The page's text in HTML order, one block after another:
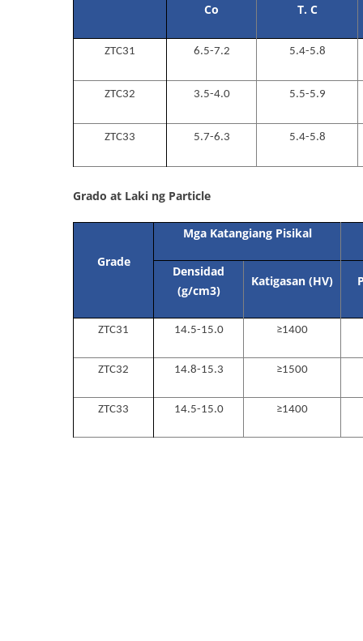
Co T. C
ZTC31 6.5-7.2 5.4-5.8
ZTC32 3.5-4.0 5.5-5.9
ZTC33 5.7-6.3 5.4-5.8
Grado at Laki ng Particle
Grade
Mga Katangiang Pisikal
Densidad
(g/cm3)
Katigasan (HV)
ZTC31 14.5-15.0 ≥1400
ZTC32 14.8-15.3 ≥1500
ZTC33 14.5-15.0 ≥1400